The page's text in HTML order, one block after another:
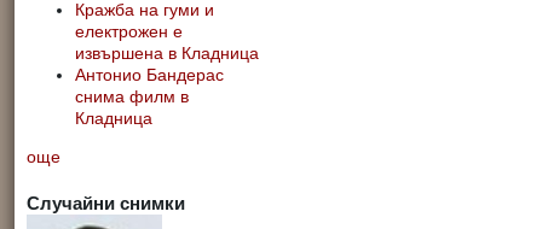
Кражба на гуми и
електрожен е
извършена в Кладница
Антонио Бандерас
снима филм в
Кладница
още
Случайни снимки